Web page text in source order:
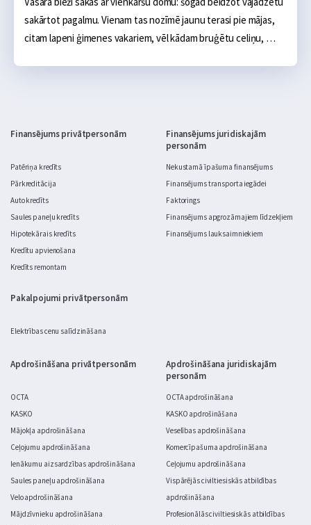
sakārtot pagalmu. Vienam tas nozīmē jaunu terasi pie mājas,
citam lapeni ģimenes vakariem, vēl kādam bruģētu celiņu,
Finansējums privātpersonām
Patēriņa kredīts
Pārkreditācija
Auto kredīts
Saules paneļu kredīts
Hipotekārais kredīts
Kredītu apvienošana
Kredīts remontam
Pakalpojumi privātpersonām
Elektrības cenu salīdzināšana
Finansējums juridiskajām
personām
Nekustamā īpašuma finansējums
Finansējums transporta iegādei
Faktorings
Finansējums apgrozāmajiem līdzekļiem
Finansējums lauksaimniekiem
Apdrošināšana privātpersonām
OCTA
KASKO
Mājokļa apdrošināšana
Ceļojumu apdrošināšana
Ienākumu aizsardzības apdrošināšana
Saules paneļu apdrošināšana
Velo apdrošināšana
Mājdzīvnieku apdrošināšana
Apdrošināšana juridiskajām
personām
OCTA apdrošināšana
KASKO apdrošināšana
Veselības apdrošināšana
Komercīpašuma apdrošināšana
Ceļojumu apdrošināšana
Vispārējās civiltiesiskās atbildības
apdrošināšana
Profesionālās civiltiesiskās atbildības